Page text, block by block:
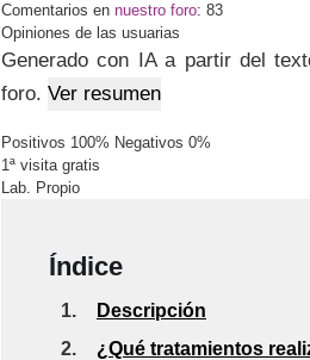
Comentarios en nuestro foro: 83
Opiniones de las usuarias
Generado con IA a partir del
foro. Ver resumen
Positivos 100% Negativos 0%
1ª visita gratis
Lab. Propio
Índice
1.
Descripción
2.
¿Qué tratamientos